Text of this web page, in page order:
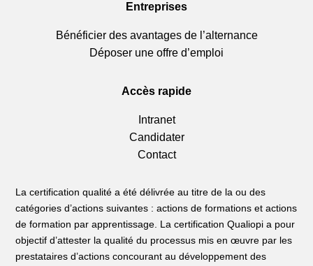
Entreprises
Bénéficier des avantages de l’alternance
Déposer une offre d’emploi
Accès rapide
Intranet
Candidater
Contact
La certification qualité a été délivrée au titre de la ou des
catégories d’actions suivantes : actions de formations et actions
de formation par apprentissage. La certification Qualiopi a pour
objectif d’attester la qualité du processus mis en œuvre par les
prestataires d’actions concourant au développement des